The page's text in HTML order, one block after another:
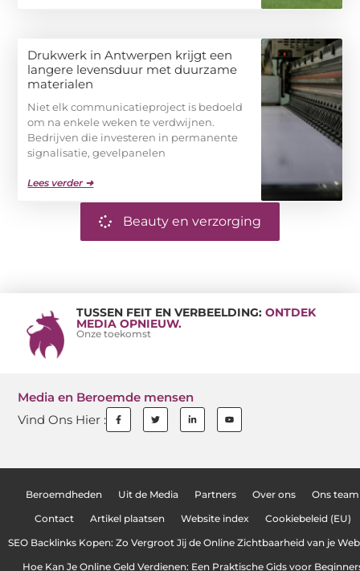
Drukwerk in Antwerpen krijgt een
langere levensduur met duurzame
materialen
Niet elk communicatieproject is bedoeld
om na enkele weken te verdwijnen.
Bedrijven die investeren in permanente
signalisatie, gevelpanelen
Lees verder ➜
Beauty en verzorging
TUSSEN FEIT EN VERBEELDING: ONTDEK
MEDIA OPNIEUW.
Onze toekomst
Media en Beroemde mensen
Vind Ons Hier :
Beroemdheden Uit de Media Partners Over ons Ons team
Contact Artikel plaatsen Website index Cookiebeleid (EU)
SEO Backlinks Kopen: Zo Vergroot Jij de Online Zichtbaarheid van je
Hoe Kan Je Online Geld Verdienen: Een Praktische Gids voor